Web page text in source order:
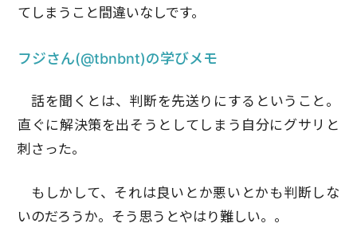
てしまうこと間違いなしです。
フジさん(@tbnbnt)の学びメモ
話を聞くとは、判断を先送りにするということ。
直ぐに解決策を出そうとしてしまう自分にグサリと
刺さった。
もしかして、それは良いとか悪いとかも判断しな
いのだろうか。そう思うとやはり難しい。。